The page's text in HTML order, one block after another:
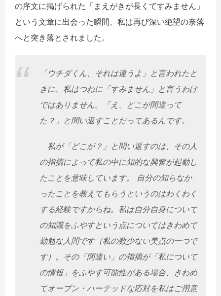
の序文に掲げられた「まえがきが長くてすみません」
という文章に出会った瞬間、私は再び深い絶望の奈落
へと突き落とされました。
「ウチダくん、それは違うよ」と言われたと
きに、私はつねに「すみません」と言うわけ
ではありません。「え、どこが間違って
た？」と問い返すことだってあるんです。
私が「どこが？」と問い返すのは、その人
の指摘によって私の中に知的な興奮が起動し
たことを意味しています。 自分の知らなか
ったことを教えてもらうというのはわくわく
する経験ですからね。私は自分自身について
の知識をふやすという点についてはきわめて
勤勉な人間です（私の数少ない美点の一つで
す）。その「間違い」の指摘が「私について
の情報」をふやす可能性がある場合、きわめ
てオーブン・ハーテッドな応対を私はご用意